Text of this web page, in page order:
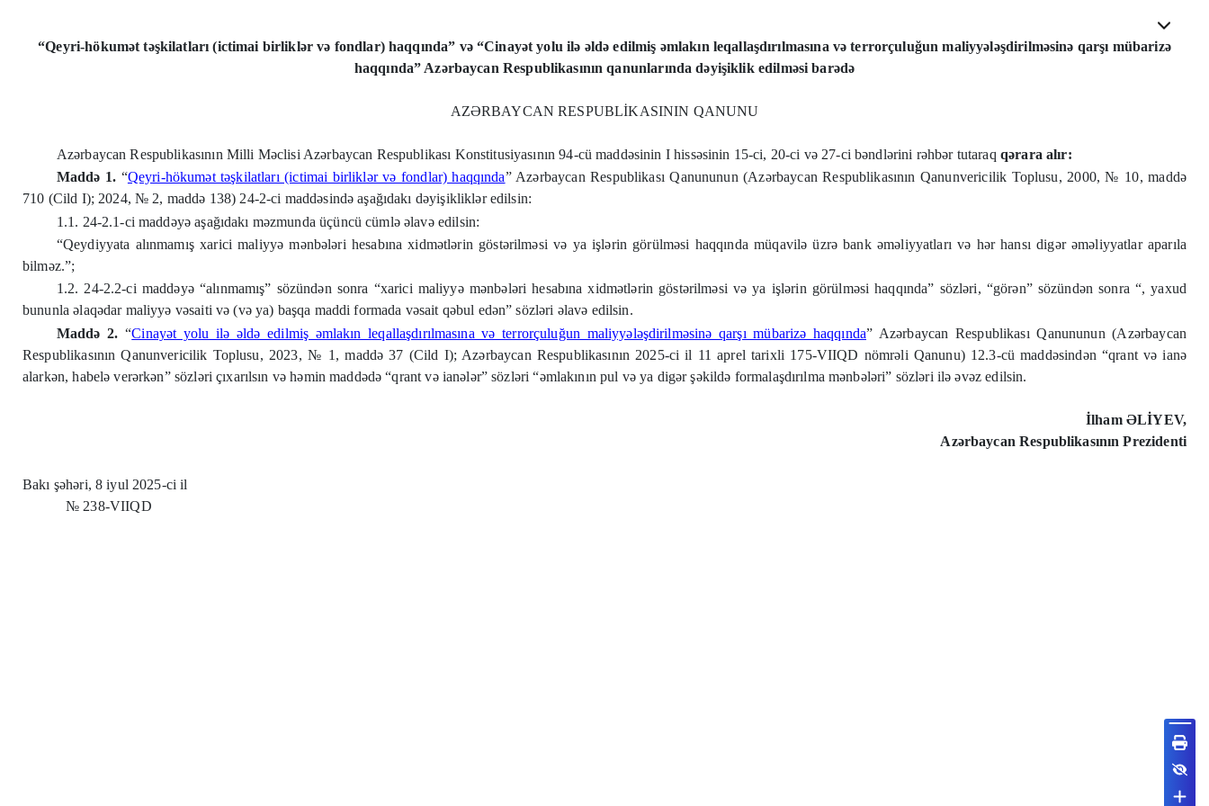
“Qeyri-hökumət təşkilatları (ictimai birliklər və fondlar) haqqında” və “Cinayət yolu ilə əldə edilmiş əmlakın leqallaşdırılmasına və terrorçuluğun maliyyələşdirilməsinə qarşı mübarizə
haqqında” Azərbaycan Respublikasının qanunlarında dəyişiklik edilməsi barədə
AZƏRBAYCAN RESPUBLİKASININ QANUNU
Azərbaycan Respublikasının Milli Məclisi Azərbaycan Respublikası Konstitusiyasının 94-cü maddəsinin I hissəsinin 15-ci, 20-ci və 27-ci bəndlərini rəhbər tutaraq qərara alır:
Maddə 1. “Qeyri-hökumət təşkilatları (ictimai birliklər və fondlar) haqqında”Azərbaycan Respublikası Qanununun (Azərbaycan Respublikasının Qanunvericilik Toplusu, 2000, № 10, maddə
710 (Cild I); 2024, № 2, maddə 138) 24-2-ci maddəsində aşağıdakı dəyişikliklər edilsin:
1.1. 24-2.1-ci maddəyə aşağıdakı məzmunda üçüncü cümlə əlavə edilsin:
“Qeydiyyata alınmamış xarici maliyyə mənbələri hesabına xidmətlərin göstərilməsi və ya işlərin görülməsi haqqında müqavilə üzrə bank əməliyyatları və hər hansı digər əməliyyatlar aparıla
bilməz.”;
1.2. 24-2.2-ci maddəyə “alınmamış” sözündən sonra “xarici maliyyə mənbələri hesabına xidmətlərin göstərilməsi və ya işlərin görülməsi haqqında” sözləri, “görən” sözündən sonra “, yaxud
bununla əlaqədar maliyyə vəsaiti və (və ya) başqa maddi formada vəsait qəbul edən” sözləri əlavə edilsin.
Maddə 2. “Cinayət yolu ilə əldə edilmiş əmlakın leqallaşdırılmasına və terrorçuluğun maliyyələşdirilməsinə qarşı mübarizə haqqında” Azərbaycan Respublikası Qanununun (Azərbaycan
Respublikasının Qanunvericilik Toplusu, 2023, № 1, maddə 37 (Cild I); Azərbaycan Respublikasının 2025-ci il 11 aprel tarixli 175-VIIQD nömrəli Qanunu) 12.3-cü maddəsindən “qrant və ianə
alarkən, habelə verərkən” sözləri çıxarılsın və həmin maddədə “qrant və ianələr” sözləri “əmlakının pul və ya digər şəkildə formalaşdırılma mənbələri” sözləri ilə əvəz edilsin.
İlham ƏLİYEV,
Azərbaycan Respublikasının Prezidenti
Bakı şəhəri, 8 iyul 2025-ci il
№ 238-VIIQD